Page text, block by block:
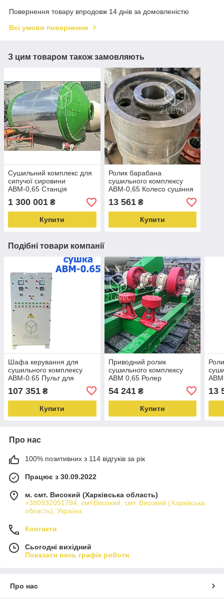
Повернення товару впродовж 14 днів за домовленістю
Всі умови повернення
З цим товаром також замовляють
Сушильний комплекс для
сипучої сировини
АВМ-0,65 Станція
гранюлятора ОГМ
Сушильна конструкція ог
1 300 001 ₴
Купити
Ролик барабана
сушильного комплексу
АВМ-0,65 Колесо сушіння
прес гранюлятора Ролик
сушіння барабана АВМ
13 561₴
Купити
Подібні товари компанії
Шафа керування для
сушильного комплексу
АВМ-0.65 Пульт для
ОГМ-1.5
107 351 ₴
Купити
Приводний ролик
сушильного комплексу
АВМ 0,65 Ролер
АВМ 065 Приводний
ролер АВМ
54 241₴
Купити
13
Про нас
100% позитивних з 114 відгуків за рік
Працює з 30.09.2022
м. смт. Високий (Харківська область)
+380932051784, смт.Високий, смт. Високий (Харківська
область), Україна
Контакти
Сьогодні вихідний
Показати весь графік роботи
Про нас